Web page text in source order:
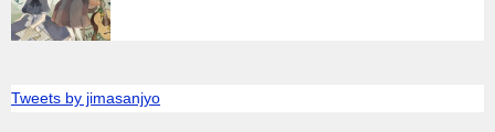
Tweets by jimasanjyo